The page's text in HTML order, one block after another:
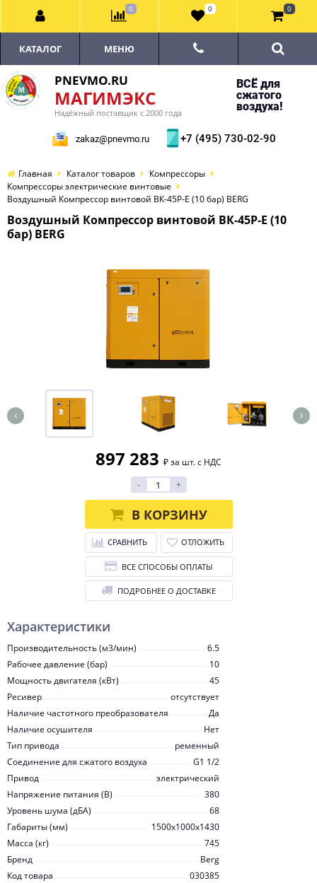
PNEVMO.RU
МАГИМЭКС
Надёжный поставщик с 2000 года
ВСЁ для
сжатого
воздуха!
zakaz@pnevmo.ru +7 (495) 730-02-90
КАТАЛОГ МЕНЮ
Главная Каталог товаров
Компрессоры
Компрессоры электрические винтовые
Воздушный Компрессор винтовой ВК-45Р-E (10 бар) BERG
Воздушный Компрессор винтовой ВК-45Р-E (10
бар) BERG
Характеристики
Производительность (м3/мин)
6.5
Рабочее давление (бар)
10
Мощность двигателя (кВт)
45
Ресивер
отсутствует
Наличие частотного преобразователя
Да
Наличие осушителя
Нет
Тип привода
ременный
Соединение для сжатого воздуха
G1 1/2
Привод
электрический
Напряжение питания (В)
380
Уровень шума (дБА)
68
Габариты (мм)
1500x1000x1430
Масса (кг)
745
Бренд
Berg
Код товара
030385
897 283 ₽ за шт. с НДС
-
+
В КОРЗИНУ
СРАВНИТЬ ОТЛОЖИТЬ
ВСЕ СПОСОБЫ ОПЛАТЫ
ПОДРОБНЕЕ О ДОСТАВКЕ
0 0 0